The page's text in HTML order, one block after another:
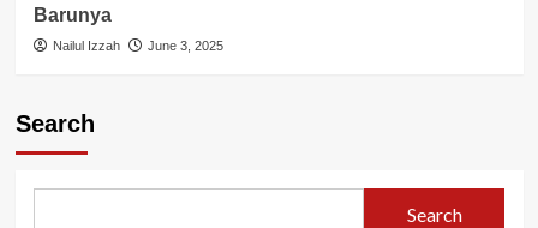
Barunya
Nailul Izzah June 3, 2025
Search
Search